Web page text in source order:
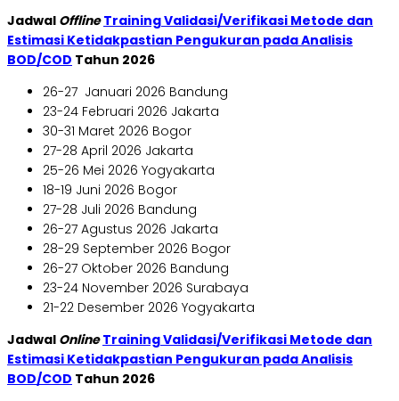
Jadwal OfflineTraining Validasi/Verifikasi Metode dan
Estimasi Ketidakpastian Pengukuran pada Analisis
BOD/COD Tahun 2026
26-27 Januari 2026 Bandung
23-24 Februari 2026 Jakarta
30-31 Maret 2026 Bogor
27-28 April 2026 Jakarta
25-26 Mei 2026 Yogyakarta
18-19 Juni 2026 Bogor
27-28 Juli 2026 Bandung
26-27 Agustus 2026 Jakarta
28-29 September 2026 Bogor
26-27 Oktober 2026 Bandung
23-24 November 2026 Surabaya
21-22 Desember 2026 Yogyakarta
Jadwal OnlineTraining Validasi/Verifikasi Metode dan
Estimasi Ketidakpastian Pengukuran pada Analisis
BOD/COD Tahun 2026